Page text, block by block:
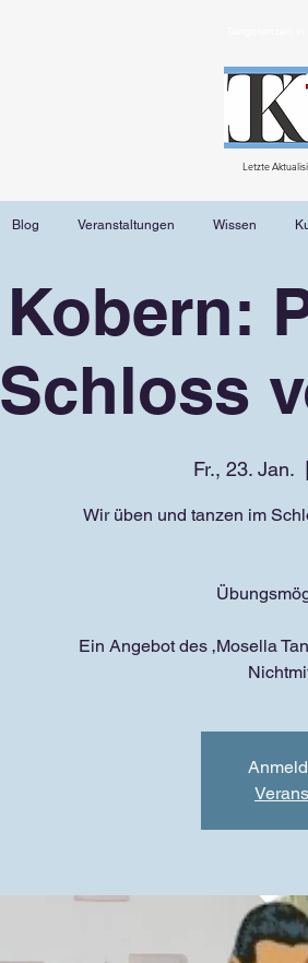
Letzte
Blog Veranstaltungen Wissen
Kobern:
Schloss
Fr., 23. Jan.
  |
Wir üben und tanzen im
Ein Angebot des ‚Mosella